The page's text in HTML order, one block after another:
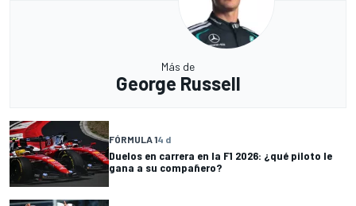
Más de
George Russell
FÓRMULA 14 d
Duelos en carrera en la F1 2026: ¿qué piloto le
gana a su compañero?